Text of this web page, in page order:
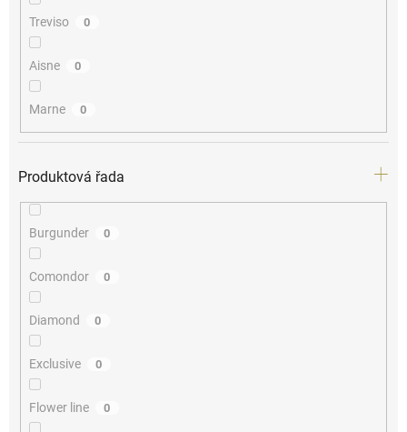
Treviso 0
Aisne 0
Marne 0
Produktová řada
Burgunder 0
Comondor 0
Diamond 0
Exclusive 0
Flower line 0